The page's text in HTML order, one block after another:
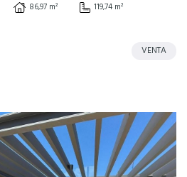
86,97 m²
119,74 m²
VENTA